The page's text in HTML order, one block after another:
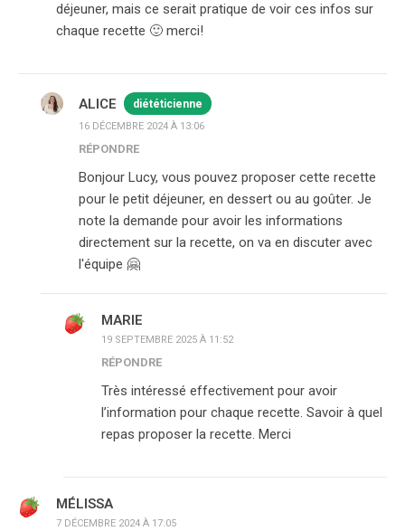
déjeuner, mais ce serait pratique de voir ces infos sur
chaque recette 🙂 merci!
ALICE diététicienne
16 DÉCEMBRE 2024 À 13:06
RÉPONDRE
Bonjour Lucy, vous pouvez proposer cette recette
pour le petit déjeuner, en dessert ou au goûter. Je
note la demande pour avoir les informations
directement sur la recette, on va en discuter avec
l'équipe 🤗
MARIE
19 SEPTEMBRE 2025 À 11:52
RÉPONDRE
Très intéressé effectivement pour avoir
l’information pour chaque recette. Savoir à quel
repas proposer la recette. Merci
MÉLISSA
7 DÉCEMBRE 2024 À 17:05